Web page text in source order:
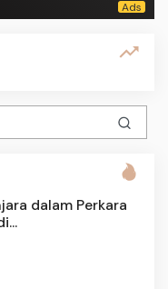
dalam Perkara